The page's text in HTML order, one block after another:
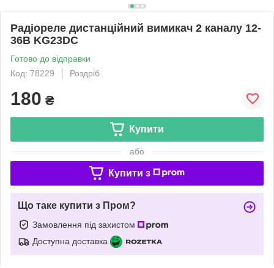
Радіореле дистанційний вимикач 2 каналу 12-
36В KG23DC
Готово до відправки
Код: 78229
Роздріб
180 ₴
Купити
або
Купити з
Що таке купити з Пром?
Замовлення під захистом
Доступна доставка